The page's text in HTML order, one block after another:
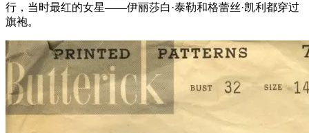
行，当时最红的女星——伊丽莎白·泰勒和格蕾丝·凯利都穿过
旗袍。